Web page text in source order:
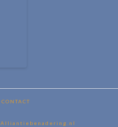
CONTACT
Alliantiebenadering.nl